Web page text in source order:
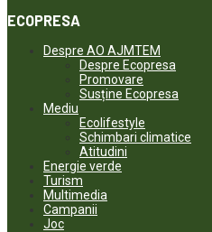
ECOPRESA
Despre AO AJMTEM
Despre Ecopresa
Promovare
Susține Ecopresa
Mediu
Ecolifestyle
Schimbari climatice
Atitudini
Energie verde
Turism
Multimedia
Campanii
Joc